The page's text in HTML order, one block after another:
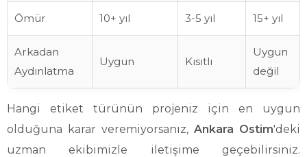
Ömür 10+ yıl 3-5 yıl 15+ yıl
Arkadan
Aydınlatma
Uygun Kısıtlı
Uygun
değil
Hangi etiket türünün projeniz için en uygun
olduğuna karar veremiyorsanız, Ankara Ostim'deki
uzman ekibimizle iletişime geçebilirsiniz.